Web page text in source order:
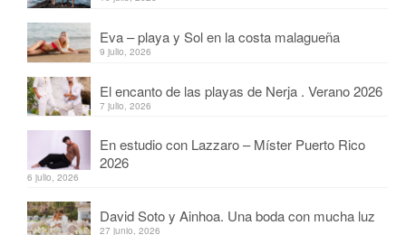
Eva – playa y Sol en la costa malagueña
9 julio, 2026
El encanto de las playas de Nerja . Verano 2026
7 julio, 2026
En estudio con Lazzaro – Míster Puerto Rico
2026
6 julio, 2026
David Soto y Ainhoa. Una boda con mucha luz
27 junio, 2026